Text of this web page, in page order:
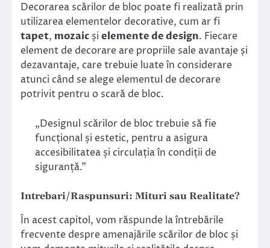
Decorarea scărilor de bloc poate fi realizată prin
utilizarea elementelor decorative, cum ar fi
tapet, mozaic și elemente de design. Fiecare
element de decorare are propriile sale avantaje și
dezavantaje, care trebuie luate în considerare
atunci când se alege elementul de decorare
potrivit pentru o scară de bloc.
„Designul scărilor de bloc trebuie să fie
funcțional și estetic, pentru a asigura
accesibilitatea și circulația în condiții de
siguranță.”
Intrebari/Raspunsuri: Mituri sau Realitate?
În acest capitol, vom răspunde la întrebările
frecvente despre amenajările scărilor de bloc și